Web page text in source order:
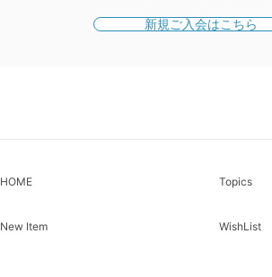
新規ご入会はこちら
HOME Topics
New Item WishList